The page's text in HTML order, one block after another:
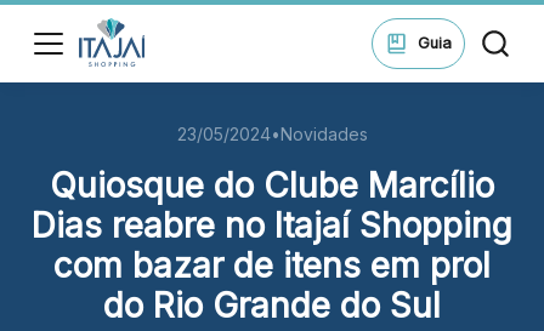
Guia
Seg - Sáb 10h às 22h
Dom 14h às 20h
Alimentação e Lazer
Seg - Sáb 10h às 22h
Dom 11h às 22h
23/05/2024•Novidades
Quiosque do Clube Marcílio
Dias reabre no Itajaí Shopping
com bazar de itens em prol
do Rio Grande do Sul